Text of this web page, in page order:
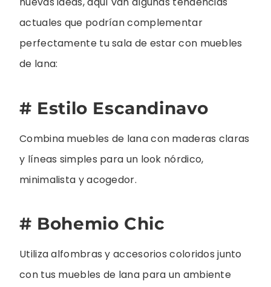
actuales que podrían complementar
perfectamente tu sala de estar con muebles
de lana:
# Estilo Escandinavo
Combina muebles de lana con maderas claras
y líneas simples para un look nórdico,
minimalista y acogedor.
# Bohemio Chic
Utiliza alfombras y accesorios coloridos junto
con tus muebles de lana para un ambiente